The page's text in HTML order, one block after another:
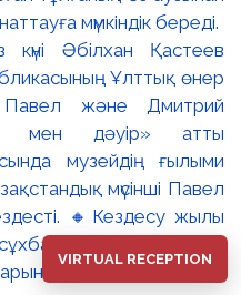
Әбілхан Қастеев
Ұлттық өнер
Павел және Дмитрий
мен дәуір» атты
музейдің ғылыми
мүсінші Павел
🔸Кездесу жылы
ұласты. Павел
дүниеге келу
VIRTUAL RECEPTION